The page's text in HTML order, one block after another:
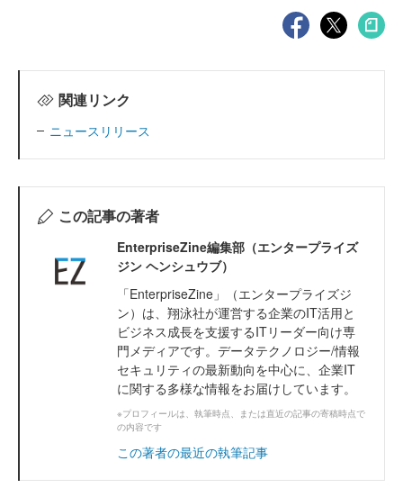
関連リンク
ニュースリリース
この記事の著者
EnterpriseZine編集部（エンタープライズ
ジン ヘンシュウブ）
「EnterpriseZine」（エンタープライズジ
ン）は、翔泳社が運営する企業のIT活用と
ビジネス成長を支援するITリーダー向け専
門メディアです。データテクノロジー/情報
セキュリティの最新動向を中心に、企業IT
に関する多様な情報をお届けしています。
※プロフィールは、執筆時点、または直近の記事の寄稿時点で
の内容です
この著者の最近の執筆記事